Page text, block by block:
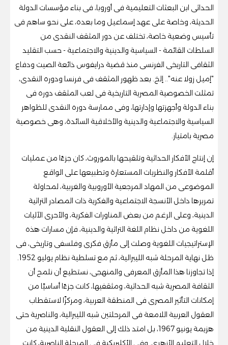
الحداثى ابن البعثات التعليمية فى أوروبا، فى بناء مؤسسات الدولة
الحديثة، وخاصة على عهد إسماعيل وما بعده، على نحو ساهم فى
تأسيس وضعية خاصة، تختلف عن دور المثقف النقدى من
السلطات القائمة - السياسية والدينية والاجتماعية - حسب التقليد
الثقافى التاريخى الفرنسى منذ قضية درايفوس ذائعة الصيت ودفاع
"إميل زولا عنه".. إلخ. بعد ظهور المثقف فى فرنسا ودوره النقدى،
تمثلت الخصوصية المصرية التاريخية فى لعب المثقف دوره فى
بناء الدولة وأجهزتها وإدارتها، وفى ممارسة دوره النقدى للظواهر
السياسية والاجتماعية والدينية والأخلاقية السائدة، وهى خصوصية
مصرية بامتياز.
إن إنتاج الأفكار الحداثية وتلقيحها بالموروث، كان جزءًا من عمليات
أقلمة الأفكار والنظريات المستعارة وتطبيعها على الواقع
الموضوعى من المهاد المرجعية الأوروبية والغربية، لمحاولة
تمريرها داخل الأنسجة الاجتماعية والفكرية ذات المصادر التراثية
الدينية، وعلى الرغم من بعض المناورات الفكرية، والأحرى الآليات
اللغوية من داخل نظام اللغة التراثية والدينية، فإن مسارات هذه
الإستراتيجيات اللغوية وصلت إلى مأزق فكرى وفلسفى وتاريخى، فى
إذا تجاوزنا هذا المأزق المعرفى والمنهجى، نستطيع أن نلمح أن
الثقافة المصرية شبه الحداثية، ومثقفيها، كانت جزءًا أساسيًا من
إمكانات التأثير المصرى فى المنطقة العربية، ومركزًا لاستقطاب
العقول العربية اللامعة فى المرحلتين شبه الليبرالية، والناصرية حتى
هزيمة يونيو 1967، بل امتد ذلك إلى العقول النقلية الدينية من
خلال التعليم الأزهرى. وفى الأكليريكية فى المرحلة الناصرية، كانت